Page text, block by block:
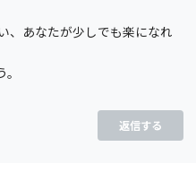
、あなたが少しでも楽になれ
返信する